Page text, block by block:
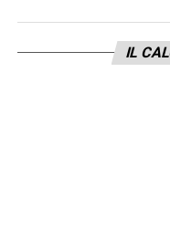
pronte infatti a
giocatore, che
IL